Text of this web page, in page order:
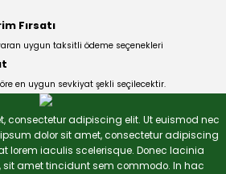
alternatifler olmalı.
Gönder
Fırsatı
uygun taksitli ödeme seçenekleri
en uygun sevkiyat şekli seçilecektir.
consectetur adipiscing elit. Ut euismod nec
dolor sit amet, consectetur adipiscing
lorem iaculis scelerisque. Donec lacinia
sit amet tincidunt sem commodo. In hac